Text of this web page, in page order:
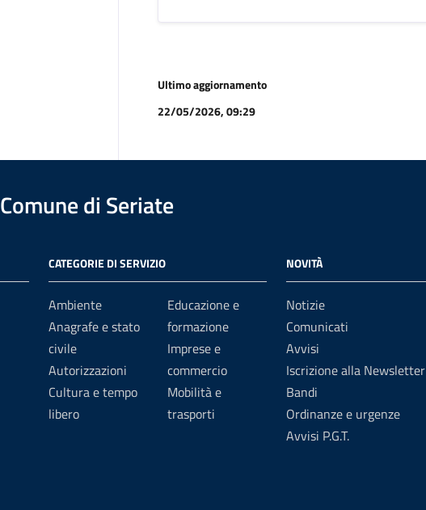
Ultimo aggiornamento
22/05/2026, 09:29
Comune di Seriate
CATEGORIE DI SERVIZIO
Ambiente
Anagrafe e stato
civile
Autorizzazioni
Cultura e tempo
libero
Educazione e
formazione
Imprese e
commercio
Mobilità e
trasporti
NOVITÀ
Notizie
Comunicati
Avvisi
Iscrizione alla Newsletter
Bandi
Ordinanze e urgenze
Avvisi P.G.T.